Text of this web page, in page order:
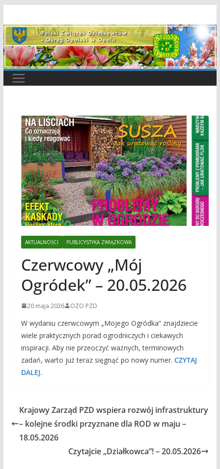
do
treści
AKTUALNOŚCI PUBLICYSTYKA ZWIĄZKOWA
Czerwcowy „Mój
Ogródek” – 20.05.2026
20 maja 2026 OZO PZD
W wydaniu czerwcowym „Mojego Ogródka” znajdziecie
wiele praktycznych porad ogrodniczych i ciekawych
inspiracji. Aby nie przeoczyć ważnych, terminowych
zadań, warto już teraz sięgnąć po nowy numer. CZYTAJ
DALEJ.
Krajowy Zarząd PZD wspiera rozwój infrastruktury
– kolejne środki przyznane dla ROD w maju –
18.05.2026
Czytajcie „Działkowca”! – 20.05.2026